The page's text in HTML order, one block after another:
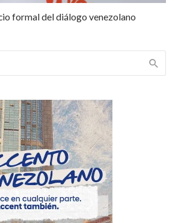
formal del diálogo venezolano